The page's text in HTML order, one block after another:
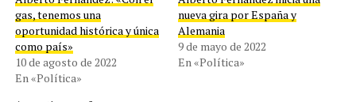
gas, tenemos una
oportunidad histórica y única
como país»
10 de agosto de 2022
En «Política»
nueva gira por España y
Alemania
9 de mayo de 2022
En «Política»